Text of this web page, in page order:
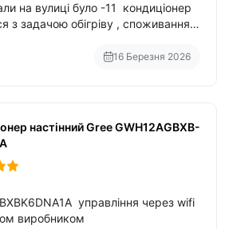
на вулиці було -11 кондиціонер
з задачою обігріву , споживання
16 Березня 2026
настінний Gree GWH12AGBXB-
управління через wifi
виробником